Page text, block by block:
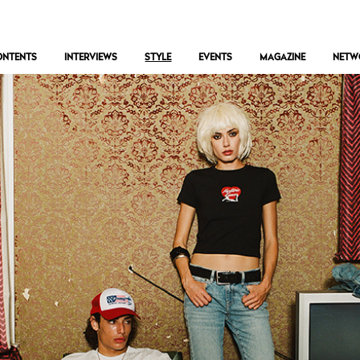
INTERVIEWS STYLE EVENTS MAGAZINE